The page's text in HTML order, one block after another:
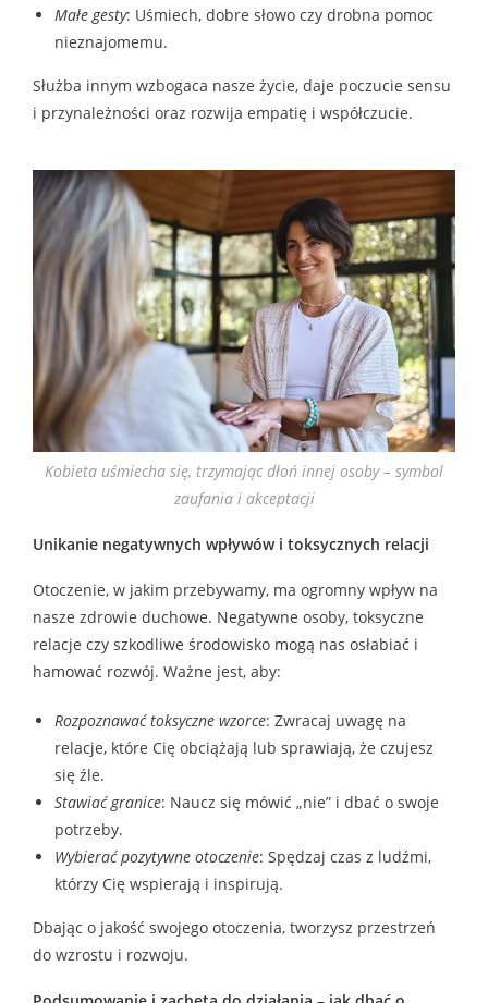
Małe gesty: Uśmiech, dobre słowo czy drobna pomoc
nieznajomemu.
Służba innym wzbogaca nasze życie, daje poczucie sensu
i przynależności oraz rozwija empatię i współczucie.
Kobieta uśmiecha się, trzymając dłoń innej osoby – symbol
zaufania i akceptacji
Unikanie negatywnych wpływów i toksycznych relacji
Otoczenie, w jakim przebywamy, ma ogromny wpływ na
nasze zdrowie duchowe. Negatywne osoby, toksyczne
relacje czy szkodliwe środowisko mogą nas osłabiać i
hamować rozwój. Ważne jest, aby:
Rozpoznawać toksyczne wzorce: Zwracaj uwagę na
relacje, które Cię obciążają lub sprawiają, że czujesz
się źle.
Stawiać granice: Naucz się mówić „nie” i dbać o swoje
potrzeby.
Wybierać pozytywne otoczenie: Spędzaj czas z ludźmi,
którzy Cię wspierają i inspirują.
Dbając o jakość swojego otoczenia, tworzysz przestrzeń
do wzrostu i rozwoju.